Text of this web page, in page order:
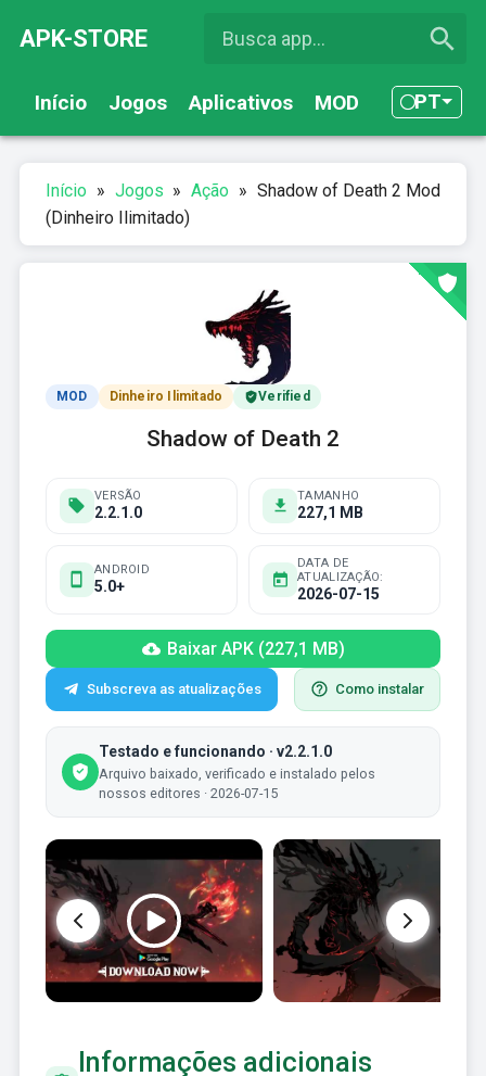
APK-STORE
Início Jogos Aplicativos MOD PT
Início » Jogos » Ação » Shadow of Death 2 Mod
(Dinheiro Ilimitado)
MOD Dinheiro Ilimitado Verified
Shadow of Death 2
VERSÃO
2.2.1.0
TAMANHO
227,1 MB
ANDROID
5.0+
DATA DE
ATUALIZAÇÃO:
2026-07-15
Baixar APK (227,1 MB)
Subscreva as atualizações Como instalar
Testado e funcionando · v2.2.1.0
Arquivo baixado, verificado e instalado pelos
nossos editores · 2026-07-15
Informações adicionais